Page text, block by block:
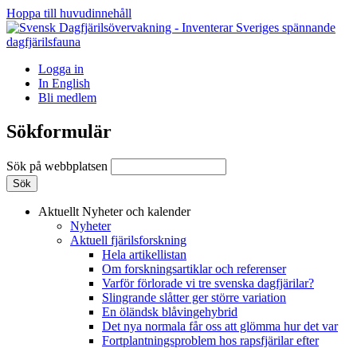
Hoppa till huvudinnehåll
Logga in
In English
Bli medlem
Sökformulär
Sök på webbplatsen
Aktuellt Nyheter och kalender
Nyheter
Aktuell fjärilsforskning
Hela artikellistan
Om forskningsartiklar och referenser
Varför förlorade vi tre svenska dagfjärilar?
Slingrande slåtter ger större variation
En öländsk blåvingehybrid
Det nya normala får oss att glömma hur det var
Fortplantningsproblem hos rapsfjärilar efter